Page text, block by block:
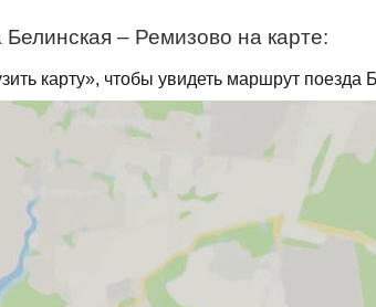
– Ремизово на карте:
карту», чтобы увидеть маршрут